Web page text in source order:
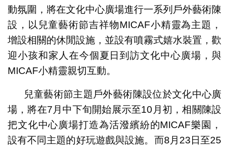
動氛圍，將在文化中心廣場進行一系列戶外藝術陳
設，以兒童藝術節吉祥物MICAF小精靈為主題，
增設相關的休閒設施，並設有噴霧式嬉水裝置，歡
迎小孩和家人在今個夏日到訪文化中心廣場，與
MICAF小精靈親切互動。
兒童藝術節主題戶外藝術陳設位於文化中心廣
場，將在7月中下旬開始展示至10月初，相關陳設
把文化中心廣場打造為活潑繽紛的MICAF樂園，
設有不同主題的好玩遊戲與設施。而8月23日至25